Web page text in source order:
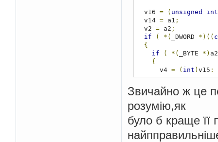
  v16
= ( unsigned int
  v14
= a1 ;
  v2
= a2 ;
if
( *( _DWORD *)((
{
if
( *( _BYTE *)
{
      v4
= ( int ) v15 ;
      v3
= 0;
do
{
        v5
=
        v15
[ v3
}
while
v5
do
Звичайно ж це
розумію,як
було б краще її